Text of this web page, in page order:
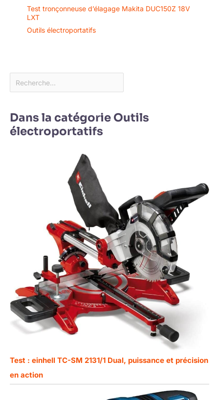
Test tronçonneuse d’élagage Makita DUC150Z 18V
LXT
Outils électroportatifs
Dans la catégorie Outils
électroportatifs
Test : einhell TC-SM 2131/1 Dual, puissance et précision
en action